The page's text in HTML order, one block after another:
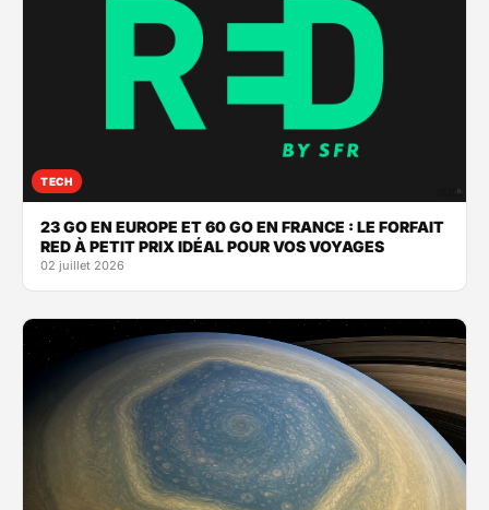
TECH
23 GO EN EUROPE ET 60 GO EN FRANCE : LE FORFAIT
RED À PETIT PRIX IDÉAL POUR VOS VOYAGES
02 juillet 2026